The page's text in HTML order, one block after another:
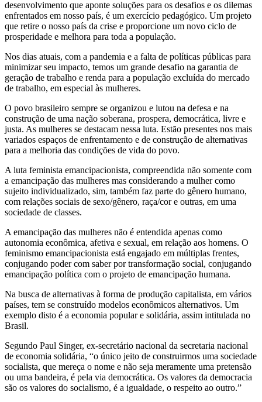
desenvolvimento que aponte soluções para os desafios e os dilemas
enfrentados em nosso país, é um exercício pedagógico. Um projeto
que retire o nosso país da crise e proporcione um novo ciclo de
prosperidade e melhora para toda a população.
Nos dias atuais, com a pandemia e a falta de políticas públicas para
minimizar seu impacto, temos um grande desafio na garantia de
geração de trabalho e renda para a população excluída do mercado
de trabalho, em especial às mulheres.
O povo brasileiro sempre se organizou e lutou na defesa e na
construção de uma nação soberana, prospera, democrática, livre e
justa. As mulheres se destacam nessa luta. Estão presentes nos mais
variados espaços de enfrentamento e de construção de alternativas
para a melhoria das condições de vida do povo.
A luta feminista emancipacionista, compreendida não somente com
a emancipação das mulheres mas considerando a mulher como
sujeito individualizado, sim, também faz parte do gênero humano,
com relações sociais de sexo/gênero, raça/cor e outras, em uma
sociedade de classes.
A emancipação das mulheres não é entendida apenas como
autonomia econômica, afetiva e sexual, em relação aos homens. O
feminismo emancipacionista está engajado em múltiplas frentes,
conjugando poder com saber por transformação social, conjugando
emancipação política com o projeto de emancipação humana.
Na busca de alternativas à forma de produção capitalista, em vários
países, tem se construído modelos econômicos alternativos. Um
exemplo disto é a economia popular e solidária, assim intitulada no
Brasil.
Segundo Paul Singer, ex-secretário nacional da secretaria nacional
de economia solidária, “o único jeito de construirmos uma sociedade
socialista, que mereça o nome e não seja meramente uma pretensão
ou uma bandeira, é pela via democrática. Os valores da democracia
são os valores do socialismo, é a igualdade, o respeito ao outro.”